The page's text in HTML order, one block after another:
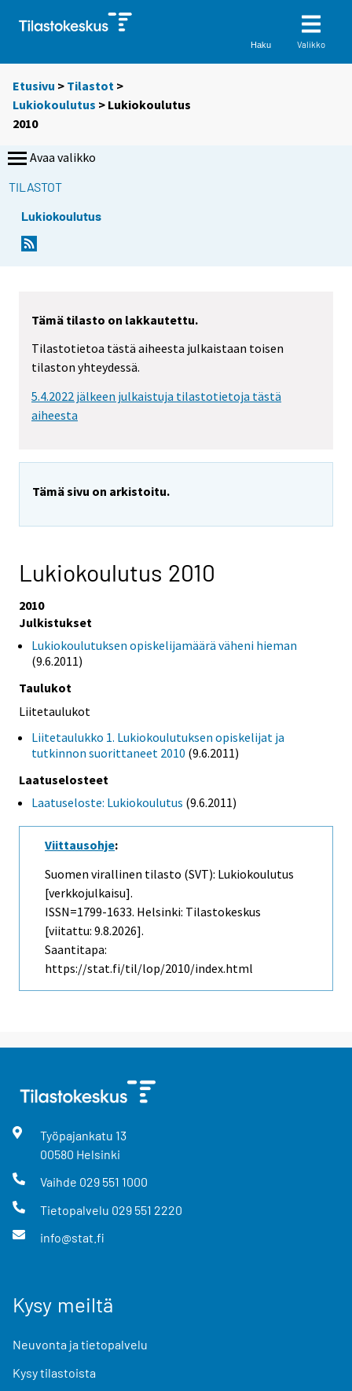
Haku Valikko
Etusivu > Tilastot >
Lukiokoulutus > Lukiokoulutus
2010
Avaa valikko
TILASTOT
Lukiokoulutus
Tämä tilasto on lakkautettu.
Tilastotietoa tästä aiheesta julkaistaan toisen
tilaston yhteydessä.
5.4.2022 jälkeen julkaistuja tilastotietoja tästä
aiheesta
Tämä sivu on arkistoitu.
Lukiokoulutus 2010
2010
Julkistukset
Lukiokoulutuksen opiskelijamäärä väheni hieman
(9.6.2011)
Taulukot
Liitetaulukot
Liitetaulukko 1. Lukiokoulutuksen opiskelijat ja
tutkinnon suorittaneet 2010 (9.6.2011)
Laatuselosteet
Laatuseloste: Lukiokoulutus (9.6.2011)
Viittausohje:
Suomen virallinen tilasto (SVT): Lukiokoulutus
[verkkojulkaisu].
ISSN=1799-1633. Helsinki: Tilastokeskus
[viitattu: 9.8.2026].
Saantitapa:
https://stat.fi/til/lop/2010/index.html
Työpajankatu 13
00580 Helsinki
Vaihde 029 551 1000
Tietopalvelu 029 551 2220
info@stat.fi
Kysy meiltä
Neuvonta ja tietopalvelu
Kysy tilastoista